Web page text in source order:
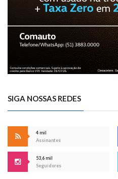
SIGA NOSSAS REDES
4 mil
Assinantes
53,6 mil
Seguidores